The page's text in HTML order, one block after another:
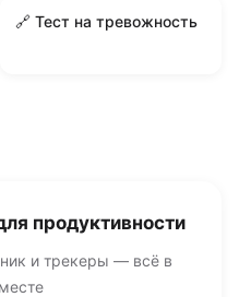
🔗 Тест на тревожность
продуктивности
и трекеры — всё в